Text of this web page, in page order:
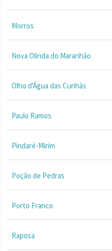
Morros
Nova Olinda do Maranhão
Olho d'Água das Cunhãs
Paulo Ramos
Pindaré-Mirim
Poção de Pedras
Porto Franco
Raposa